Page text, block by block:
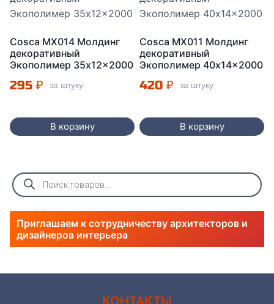
Cosca MX014 Молдинг
декоративный
Экополимер 35x12x2000
295 ₽ за штуку
В корзину
Cosca MX011 Молдинг
декоративный
Экополимер 40x14x2000
420 ₽ за штуку
В корзину
Поиск
товаров
Приглашаем к сотрудничеству архитекторов и
дизайнеров интерьера